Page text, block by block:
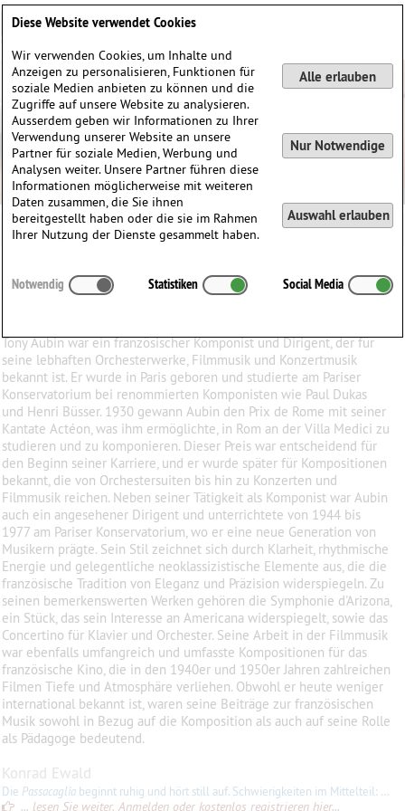
Tony Aubin
Aubin
∗ 08.12.1907 inParis, Frankreich
Tony Aubin war ein französischer Komponist und Dirigent, der für
seine lebhaften Orchesterwerke, Filmmusik und Konzertmusik
bekannt ist. Er wurde in Paris geboren und studierte am Pariser
Konservatorium bei renommierten Komponisten wie Paul Dukas
und Henri Büsser. 1930 gewann Aubin den Prix de Rome mit seiner
Kantate Actéon, was ihm ermöglichte, in Rom an der Villa Medici zu
studieren und zu komponieren. Dieser Preis war entscheidend für
den Beginn seiner Karriere, und er wurde später für Kompositionen
bekannt, die von Orchestersuiten bis hin zu Konzerten und
Filmmusik reichen. Neben seiner Tätigkeit als Komponist war Aubin
auch ein angesehener Dirigent und unterrichtete von 1944 bis
1977 am Pariser Konservatorium, wo er eine neue Generation von
Musikern prägte. Sein Stil zeichnet sich durch Klarheit, rhythmische
Energie und gelegentliche neoklassizistische Elemente aus, die die
französische Tradition von Eleganz und Präzision widerspiegeln. Zu
seinen bemerkenswerten Werken gehören die Symphonie d'Arizona,
ein Stück, das sein Interesse an Americana widerspiegelt, sowie das
Concertino für Klavier und Orchester. Seine Arbeit in der Filmmusik
war ebenfalls umfangreich und umfasste Kompositionen für das
französische Kino, die in den 1940er und 1950er Jahren zahlreichen
Filmen Tiefe und Atmosphäre verliehen. Obwohl er heute weniger
international bekannt ist, waren seine Beiträge zur französischen
Musik sowohl in Bezug auf die Komposition als auch auf seine Rolle
als Pädagoge bedeutend.
Konrad Ewald
Die Passacaglia beginnt ruhig und hört still auf. Schwierigkeiten im Mittelteil: Sextolen in raschem Tempo.
... lesen Sie weiter. Anmelden oder kostenlos registrieren hier...
Diese Website verwendet Cookies
Wir verwenden Cookies, um Inhalte und
Anzeigen zu personalisieren, Funktionen für
soziale Medien anbieten zu können und die
Zugriffe auf unsere Website zu analysieren.
Ausserdem geben wir Informationen zu Ihrer
Verwendung unserer Website an unsere
Partner für soziale Medien, Werbung und
Analysen weiter. Unsere Partner führen diese
Informationen möglicherweise mit weiteren
Daten zusammen, die Sie ihnen
bereitgestellt haben oder die sie im Rahmen
Ihrer Nutzung der Dienste gesammelt haben.
Alle erlauben
Nur Notwendige
Auswahl erlauben
Notwendig Statistiken Social Media